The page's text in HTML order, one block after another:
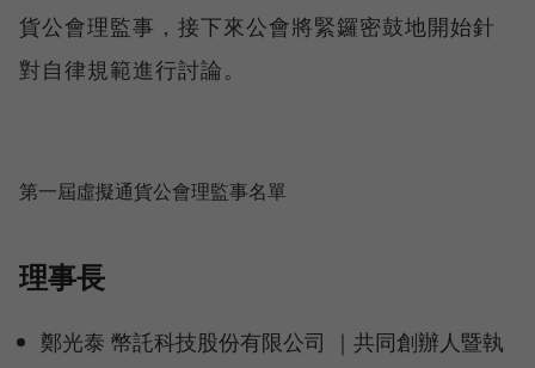
貨公會理監事，接下來公會將緊鑼密鼓地開始針
對自律規範進行討論。
第一屆虛擬通貨公會理監事名單
理事長
鄭光泰 幣託科技股份有限公司 ｜共同創辦人暨執